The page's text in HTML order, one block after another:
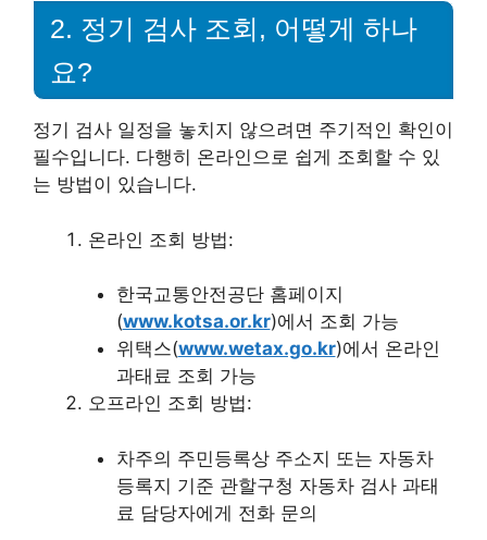
2. 정기 검사 조회, 어떻게 하나
요?
정기 검사 일정을 놓치지 않으려면 주기적인 확인이
필수입니다. 다행히 온라인으로 쉽게 조회할 수 있
는 방법이 있습니다.
온라인 조회 방법:
한국교통안전공단 홈페이지
(www.kotsa.or.kr)에서 조회 가능
위택스(www.wetax.go.kr)에서 온라인
과태료 조회 가능
오프라인 조회 방법:
차주의 주민등록상 주소지 또는 자동차
등록지 기준 관할구청 자동차 검사 과태
료 담당자에게 전화 문의